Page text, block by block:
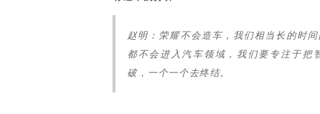
赵明：荣耀不会造车，我们相当长的时
都不会进入汽车领域，我们要专注于把
破，一个一个去终结。